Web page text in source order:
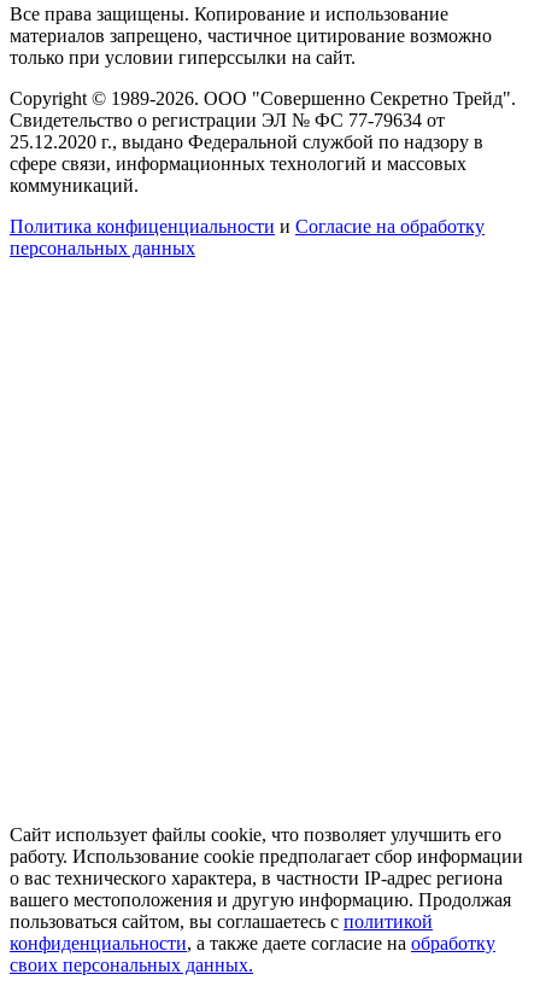
Все права защищены. Копирование и использование
материалов запрещено, частичное цитирование возможно
только при условии гиперссылки на сайт.
Copyright © 1989-2026. ООО "Совершенно Секретно Трейд".
Свидетельство о регистрации ЭЛ № ФС 77-79634 от
25.12.2020 г., выдано Федеральной службой по надзору в
сфере связи, информационных технологий и массовых
коммуникаций.
Политика конфиценциальности и Согласие на обработку
персональных данных
Сайт использует файлы cookie, что позволяет улучшить его
работу. Использование cookie предполагает сбор информации
о вас технического характера, в частности IP-адрес региона
вашего местоположения и другую информацию. Продолжая
пользоваться сайтом, вы соглашаетесь с политикой
конфиденциальности, а также даете согласие на обработку
своих персональных данных.